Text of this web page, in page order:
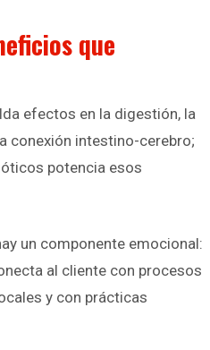
que
efectos en la digestión, la
conexión intestino-cerebro;
potencia esos
un componente emocional:
al cliente con procesos
y con prácticas